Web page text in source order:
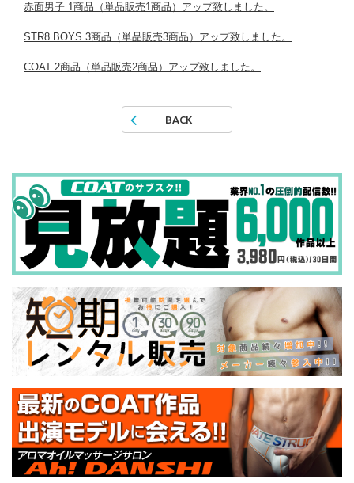
赤面男子 1商品（単品販売1商品）アップ致しました。
STR8 BOYS 3商品（単品販売3商品）アップ致しました。
COAT 2商品（単品販売2商品）アップ致しました。
BACK